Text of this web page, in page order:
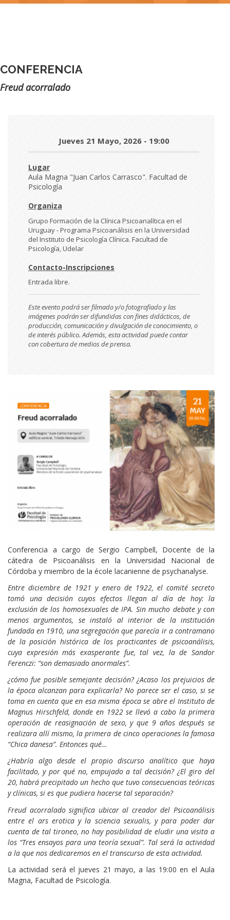
CONFERENCIA
Subtítulo
Freud acorralado
Día
y
hora
Jueves 21 Mayo, 2026 - 19:00
Lugar
Aula Magna "Juan Carlos Carrasco". Facultad de
Psicología
Organiza
Grupo Formación de la Clínica Psicoanalítica en el
Uruguay - Programa Psicoanálisis en la Universidad
del Instituto de Psicología Clínica. Facultad de
Psicología, Udelar
Contacto-Inscripciones
Entrada libre.
Este evento podrá ser filmado y/o fotografiado y las
imágenes podrán ser difundidas con fines didácticos, de
producción, comunicación y divulgación de conocimiento, o
de interés público. Además, esta actividad puede contar
con cobertura de medios de prensa.
Conferencia a cargo de Sergio Campbell, Docente de la
cátedra de Psicoanálisis en la Universidad Nacional de
Córdoba y miembro de la école lacanienne de psychanalyse.
Entre diciembre de 1921 y enero de 1922, el comité secreto
tomó una decisión cuyos efectos llegan al día de hoy: la
exclusión de los homosexuales de IPA. Sin mucho debate y con
menos argumentos, se instaló al interior de la institución
fundada en 1910, una segregación que parecía ir a contramano
de la posición histórica de los practicantes de psicoanálisis,
cuya expresión más exasperante fue, tal vez, la de Sandor
Ferenczi: “son demasiado anormales”.
¿cómo fue posible semejante decisión? ¿Acaso los prejuicios de
la época alcanzan para explicarla? No parece ser el caso, si se
toma en cuenta que en esa misma época se abre el Instituto de
Magnus Hirschfeld, donde en 1922 se llevó a cabo la primera
operación de reasignación de sexo, y que 9 años después se
realizara allí mismo, la primera de cinco operaciones la famosa
“Chica danesa”. Entonces qué…
¿Habría algo desde el propio discurso analítico que haya
facilitado, y por qué no, empujado a tal decisión? ¿El giro del
20, habrá precipitado un hecho que tuvo consecuencias teóricas
y clínicas, si es que pudiera hacerse tal separación?
Freud acorralado significa ubicar al creador del Psicoanálisis
entre el ars erotica y la sciencia sexualis, y para poder dar
cuenta de tal tironeo, no hay posibilidad de eludir una visita a
los “Tres ensayos para una teoría sexual”. Tal será la actividad
a la que nos dedicaremos en el transcurso de esta actividad.
La actividad será el jueves 21 mayo, a las 19:00 en el Aula
Magna, Facultad de Psicología.